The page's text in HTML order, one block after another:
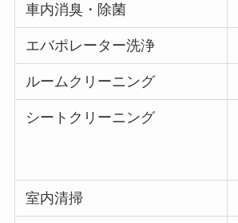
車内消臭・除菌
エバポレーター洗浄
ルームクリーニング
シートクリーニング
室内清掃